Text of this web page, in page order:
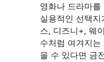
영화나 드라마를
실용적인 선택
스, 디즈니+, 웨
수처럼 여겨지
을 수 있다면 금